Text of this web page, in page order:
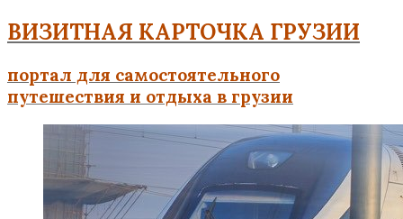
ВИЗИТНАЯ КАРТОЧКА ГРУЗИИ
портал для самостоятельного
путешествия и отдыха в грузии